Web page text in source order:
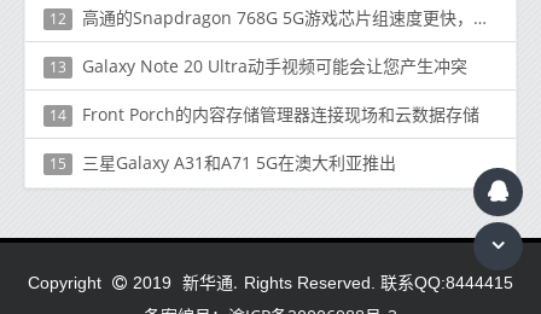
12 高通的Snapdragon 768G 5G游戏芯片组速度更快，并支持可更新的GPU驱动程序
13 Galaxy Note 20 Ultra动手视频可能会让您产生冲突
14 Front Porch的内容存储管理器连接现场和云数据存储
15 三星Galaxy A31和A71 5G在澳大利亚推出
Copyright 2019 新华通. Rights Reserved. 联系QQ:8444415